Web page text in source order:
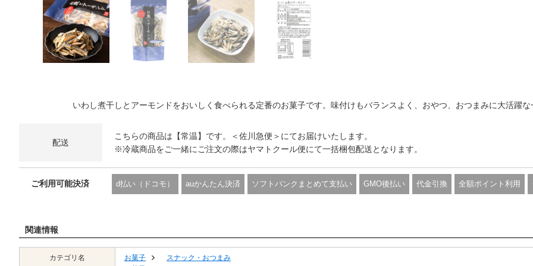
いわし煮干しとアーモンドをおいしく食べられる定番のお菓子です。味付けもバランスよく、おやつ、おつまみに大活躍な
配送
こちらの商品は【常温】です。＜佐川急便＞にてお届けいたします。
※冷蔵商品をご一緒にご注文の際はヤマトクール便にて一括梱包配送となります。
ご利用可能決済 d払い（ドコモ） auかんたん決済 ソフトバンクまとめて支払い GMO後払い 代金引換 全額ポイント利用
関連情報
カテゴリ名 お菓子
スナック・おつまみ